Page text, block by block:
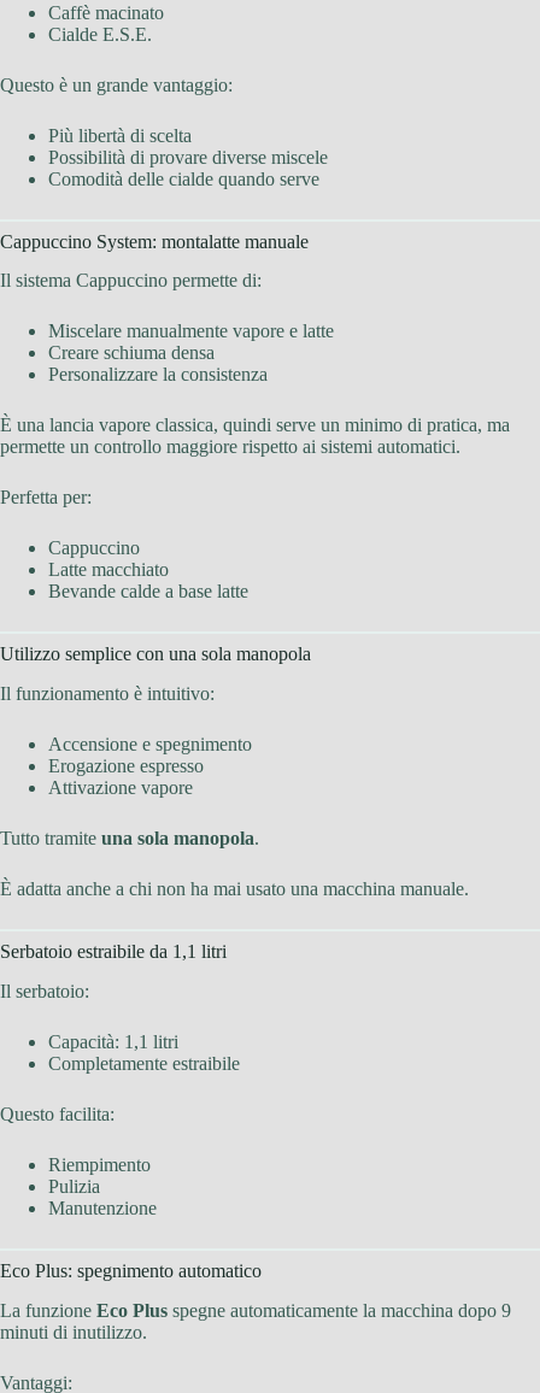
Caffè macinato
Cialde E.S.E.
Questo è un grande vantaggio:
Più libertà di scelta
Possibilità di provare diverse miscele
Comodità delle cialde quando serve
Cappuccino System: montalatte manuale
Il sistema Cappuccino permette di:
Miscelare manualmente vapore e latte
Creare schiuma densa
Personalizzare la consistenza
È una lancia vapore classica, quindi serve un minimo di pratica, ma
permette un controllo maggiore rispetto ai sistemi automatici.
Perfetta per:
Cappuccino
Latte macchiato
Bevande calde a base latte
Utilizzo semplice con una sola manopola
Il funzionamento è intuitivo:
Accensione e spegnimento
Erogazione espresso
Attivazione vapore
Tutto tramite una sola manopola.
È adatta anche a chi non ha mai usato una macchina manuale.
Serbatoio estraibile da 1,1 litri
Il serbatoio:
Capacità: 1,1 litri
Completamente estraibile
Questo facilita:
Riempimento
Pulizia
Manutenzione
Eco Plus: spegnimento automatico
La funzione Eco Plus spegne automaticamente la macchina dopo 9
minuti di inutilizzo.
Vantaggi: